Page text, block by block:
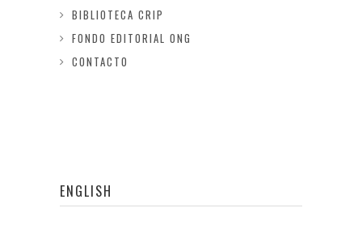
BIBLIOTECA CRIP
FONDO EDITORIAL ONG
CONTACTO
ENGLISH